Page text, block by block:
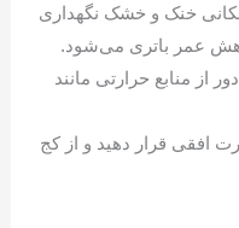
خنک و خشک نگهداری
عمر باتری می‌شود.
از منابع حرارتی مانند
افقی قرار دهید و از کج